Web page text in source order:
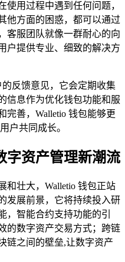
使用过程中遇到任何问题，
他方面的困惑，都可以通过
客服团队就像一群耐心的向
户提供专业、细致的解决方
反馈意见，它会定期收集
信息作为优化钱包功能和服
完善，Walletio 钱包能够更
户共同成长。
字资产管理新潮流
和壮大，Walletio 钱包正站
发展前景，它将持续投入研
，智能合约支持功能的引
的数字资产交易方式；跨链
链之间的壁垒,让数字资产